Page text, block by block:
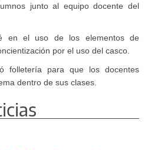
junto al equipo docente del
en el uso de los elementos de
por el uso del casco.
folletería para que los docentes
dentro de sus clases.